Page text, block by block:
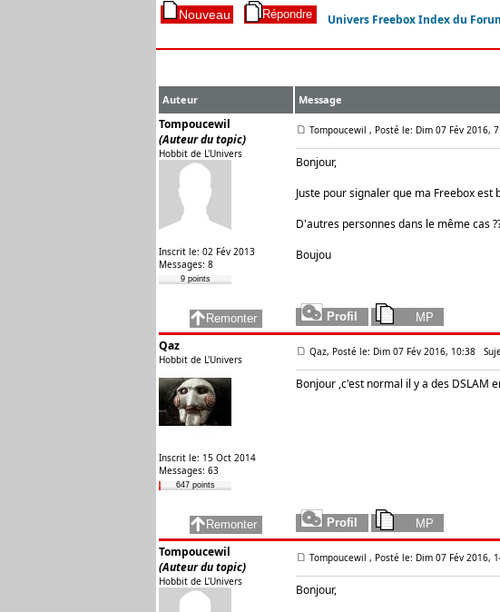
Univers Freebox Index du
Auteur Message
Tompoucewil
(Auteur du topic)
Hobbit de L'Univers
Inscrit le: 02 Fév 2013
Messages: 8
9 points
Tompoucewil , Posté le: Dim 07 Fév 2016,
Bonjour,
Juste pour signaler que ma Freebox
D'autres personnes dans le même cas
Boujou
Qaz
Hobbit de L'Univers
Inscrit le: 15 Oct 2014
Messages: 63
647 points
Qaz, Posté le: Dim 07 Fév 2016, 10:38
Bonjour ,c'est normal il y a des DSLAM
Tompoucewil
(Auteur du topic)
Hobbit de L'Univers
Tompoucewil , Posté le: Dim 07 Fév 2016,
Bonjour,